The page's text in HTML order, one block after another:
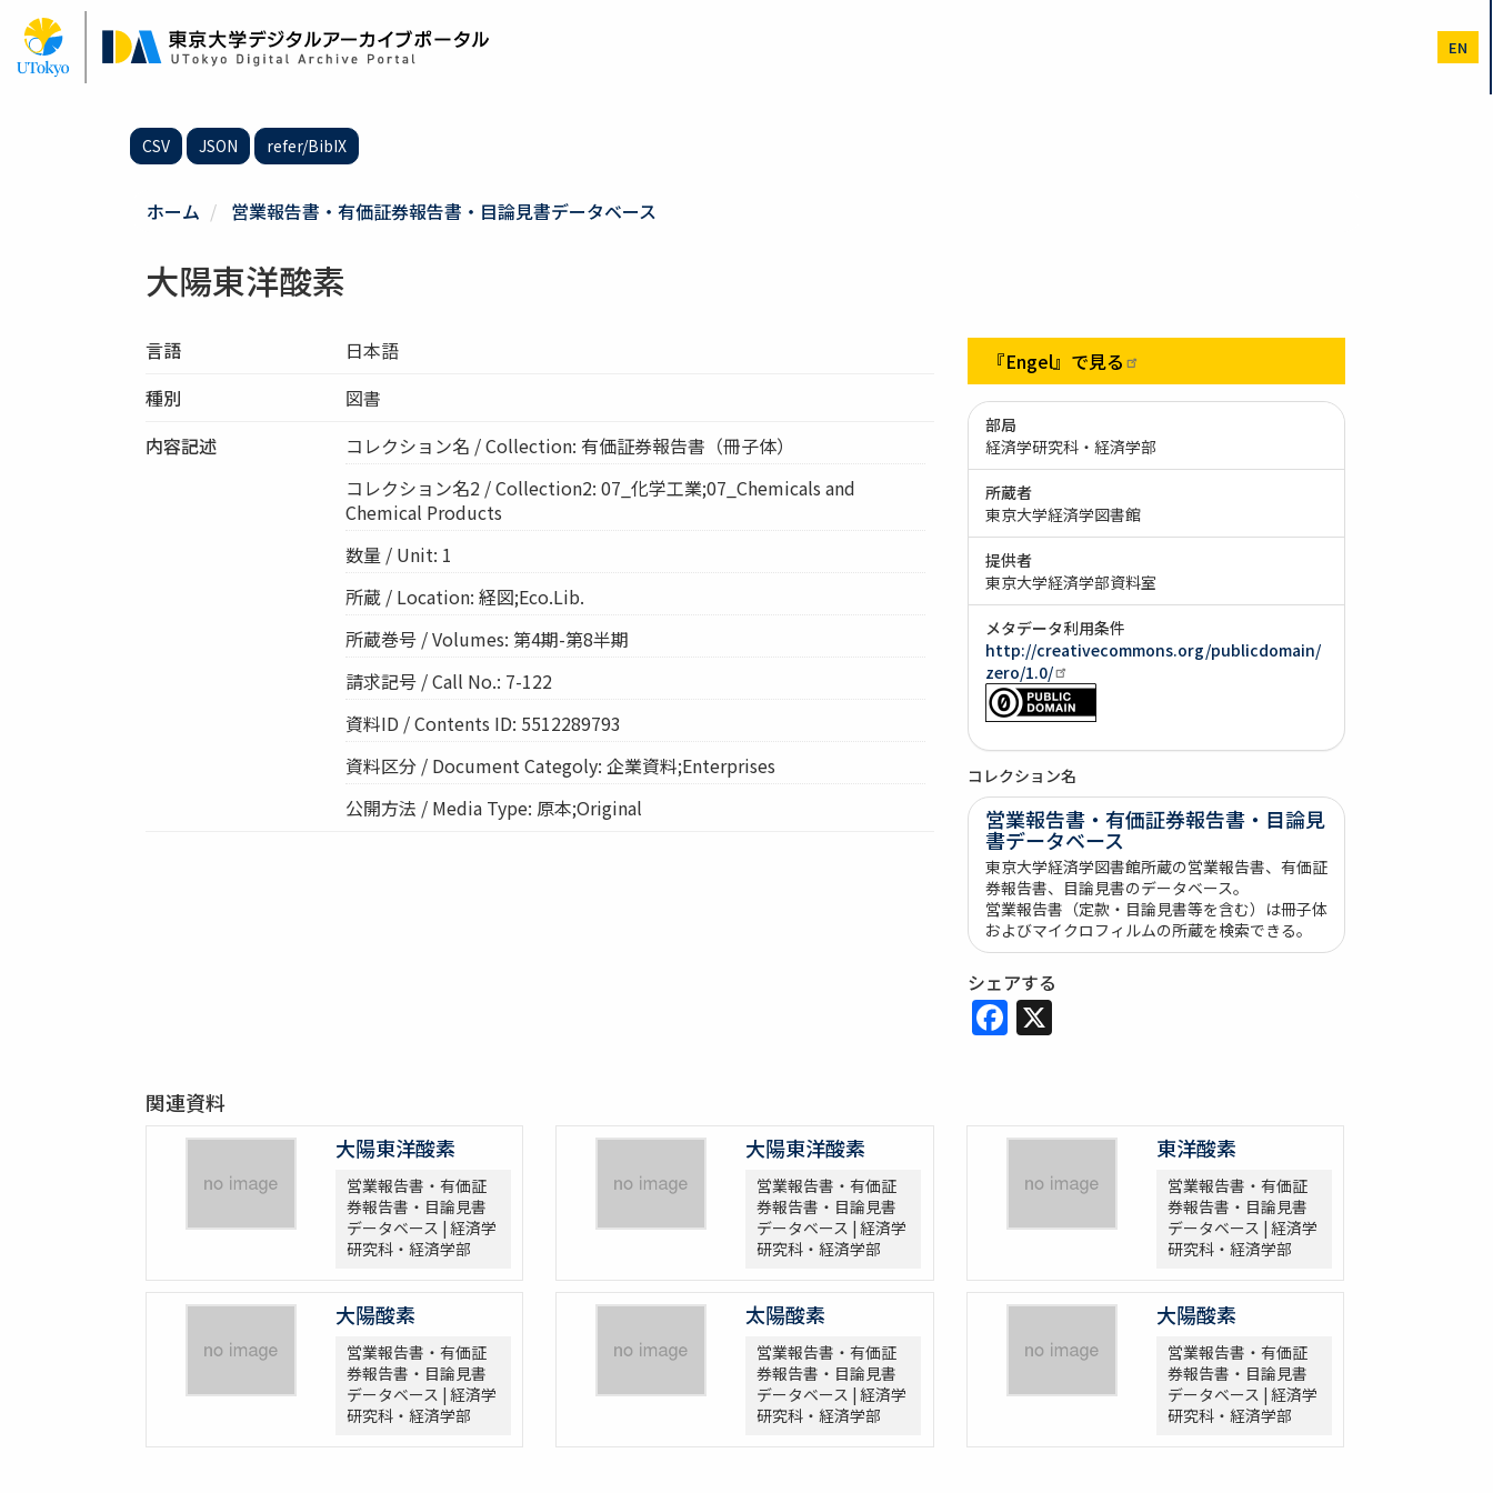
ン
EN
CSV JSON refer/BibIX
ホーム 営業報告書・有価証券報告書・目論見書データベース
大陽東洋酸素
言語
日本語
種別
図書
内容記述
コレクション名 / Collection: 有価証券報告書（冊子体）
コレクション名2 / Collection2: 07_化学工業;07_Chemicals and
Chemical Products
数量 / Unit: 1
所蔵 / Location: 経図;Eco.Lib.
所蔵巻号 / Volumes: 第4期-第8半期
請求記号 / Call No.: 7-122
資料ID / Contents ID: 5512289793
資料区分 / Document Categoly: 企業資料;Enterprises
公開方法 / Media Type: 原本;Original
『Engel』で見る
部局
経済学研究科・経済学部
所蔵者
東京大学経済学図書館
提供者
東京大学経済学部資料室
メタデータ利用条件
http://creativecommons.org/publicdomain/
zero/1.0/
コレクション名
営業報告書・有価証券報告書・目論見
書データベース
東京大学経済学図書館所蔵の営業報告書、有価証
券報告書、目論見書のデータベース。
営業報告書（定款・目論見書等を含む）は冊子体
およびマイクロフィルムの所蔵を検索できる。
シェアする
Facebook
X
関連資料
大陽東洋酸素
営業報告書・有価証
券報告書・目論見書
データベース | 経済学
研究科・経済学部
大陽東洋酸素
営業報告書・有価証
券報告書・目論見書
データベース | 経済学
研究科・経済学部
東洋酸素
営業報告書・有価証
券報告書・目論見書
データベース | 経済学
研究科・経済学部
大陽酸素
営業報告書・有価証
券報告書・目論見書
データベース | 経済学
研究科・経済学部
太陽酸素
営業報告書・有価証
券報告書・目論見書
データベース | 経済学
研究科・経済学部
大陽酸素
営業報告書・有価証
券報告書・目論見書
データベース | 経済学
研究科・経済学部